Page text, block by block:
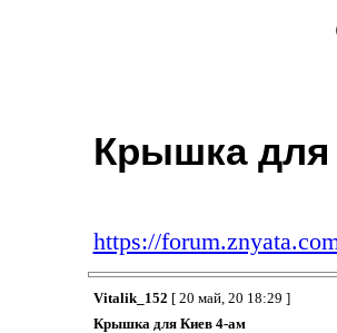
Крышка для
https://
Vitalik_152 [ 20 май, 20 18:29 ]
Крышка для Киев 4-ам